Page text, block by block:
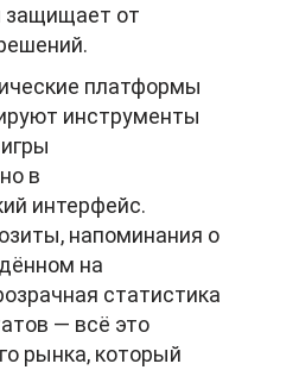
защищает от
платформы
инструменты
в
интерфейс.
напоминания о
на
статистика
— всё это
рынка, который